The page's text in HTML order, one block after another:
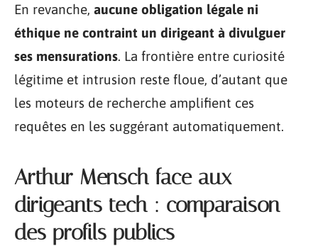
En revanche, aucune obligation légale ni
éthique ne contraint un dirigeant à divulguer
ses mensurations. La frontière entre curiosité
légitime et intrusion reste floue, d’autant que
les moteurs de recherche amplifient ces
requêtes en les suggérant automatiquement.
Arthur Mensch face aux
dirigeants tech : comparaison
des profils publics